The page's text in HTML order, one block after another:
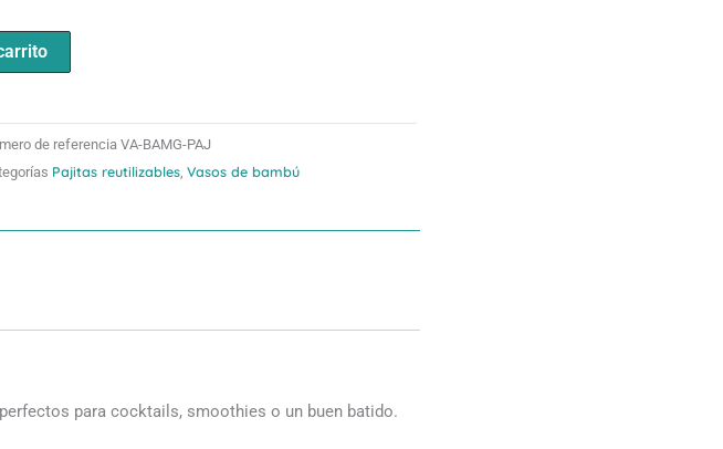
de referenciaVA-BAMG-PAJ
Pajitas reutilizables,Vasos de bambú
para cocktails, smoothies o un buen batido.